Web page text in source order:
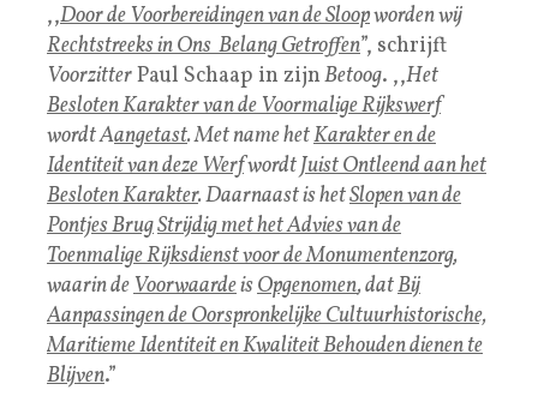
,,Door de Voorbereidingen van de Sloopworden wij
Rechtstreeks in Ons Belang Getroffen”, schrijft
VoorzitterPaul Schaap in zijnBetoog. ,,Het
Besloten Karakter van de Voormalige Rijkswerf
wordt Aangetast. Met name hetKarakter en de
Identiteit van deze WerfwordtJuist Ontleend aan het
Besloten Karakter. Daarnaast is hetSlopen van de
Pontjes BrugStrijdig met het Advies van de
Toenmalige Rijksdienst voor de Monumentenzorg,
waarin deVoorwaardeisOpgenomen, datBij
Aanpassingen de Oorspronkelijke Cultuurhistorische,
Maritieme Identiteit en Kwaliteit Behouden dienen te
Blijven.”